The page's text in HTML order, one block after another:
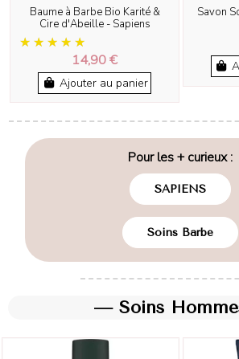
Baume à Barbe Bio Karité &
Cire d'Abeille - Sapiens
14,90 €
Ajouter au panier
Savon
Pour les + curieux :
SAPIENS
Soins Barbe
— Soins